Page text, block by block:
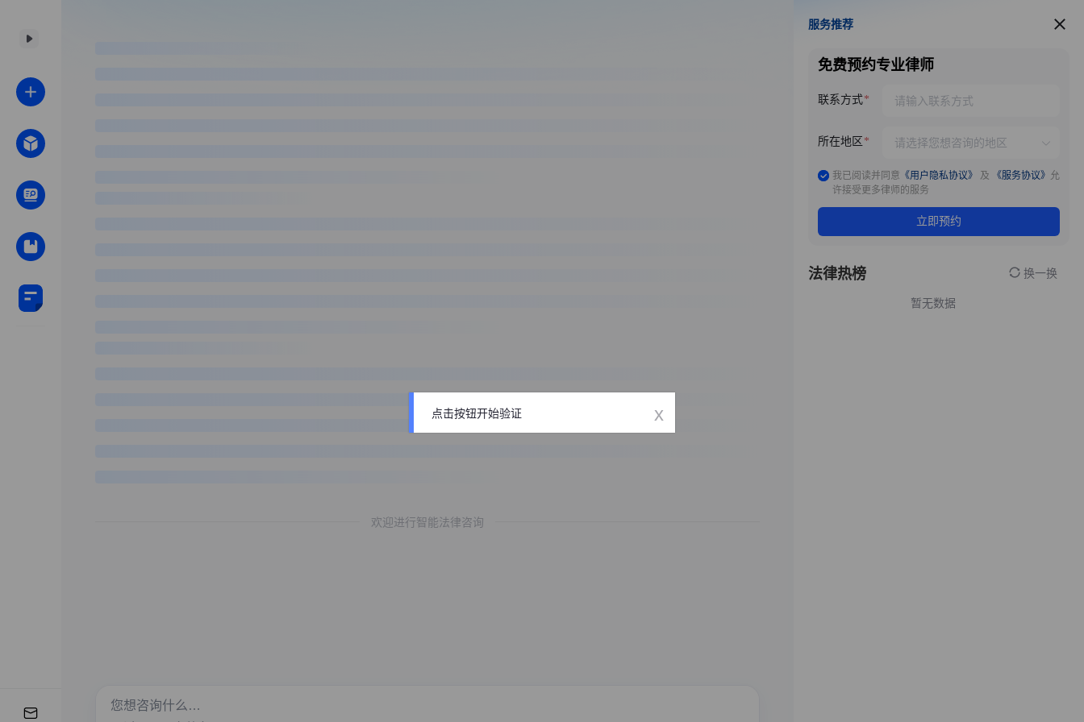
欢迎进行智能法律咨询
服务推荐
服务推荐
免费预约专业律师
联系方式
所在地区
我已阅读并同意 《用户隐私协议》 及 《服务协议》 允
许接受更多律师的服务
立即预约
法律热榜 换一换
暂无数据
点击按钮开始验证 x